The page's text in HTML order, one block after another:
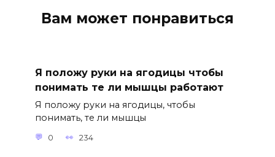
Вам может понравиться
Я положу руки на ягодицы чтобы
понимать те ли мышцы работают
Я положу руки на ягодицы, чтобы
понимать, те ли мышцы
0 234